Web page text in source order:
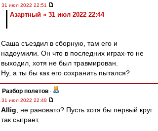
31 июл 2022 22:51
Азартный » 31 июл 2022 22:44
Саша съездил в сборную, там его и
надоумили. Он что в последних играх-то не
выходил, хотя не был травмирован.
Ну, а ты бы как его сохранить пытался?
Разбор полетов -
31 июл 2022 22:48
Allig , не рановато? Пусть хотя бы первый круг
так сыграет.